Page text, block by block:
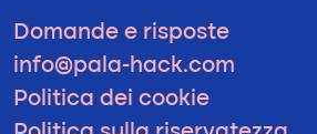
Domande e risposte
info@pala-hack.com
Politica dei cookie